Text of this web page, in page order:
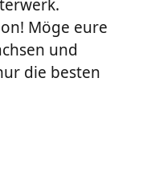
Möge eure
und
die besten